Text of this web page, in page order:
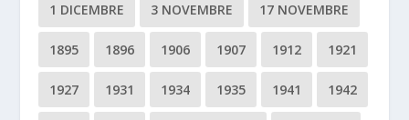
1 DICEMBRE 3 NOVEMBRE 17 NOVEMBRE
1895 1896 1906 1907 1912 1921
1927 1931 1934 1935 1941 1942